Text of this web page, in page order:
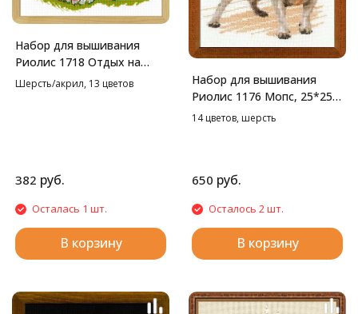
Набор для вышивания
Риолис 1718 Отдых на
траве, 24*18 см
Шерсть/акрил, 13 цветов
382 руб.
Осталась 1 шт.
В корзину
Набор для вышивания
Риолис 1176 Мопс, 25*25
см
14 цветов, шерсть
650 руб.
Осталось 2 шт.
В корзину